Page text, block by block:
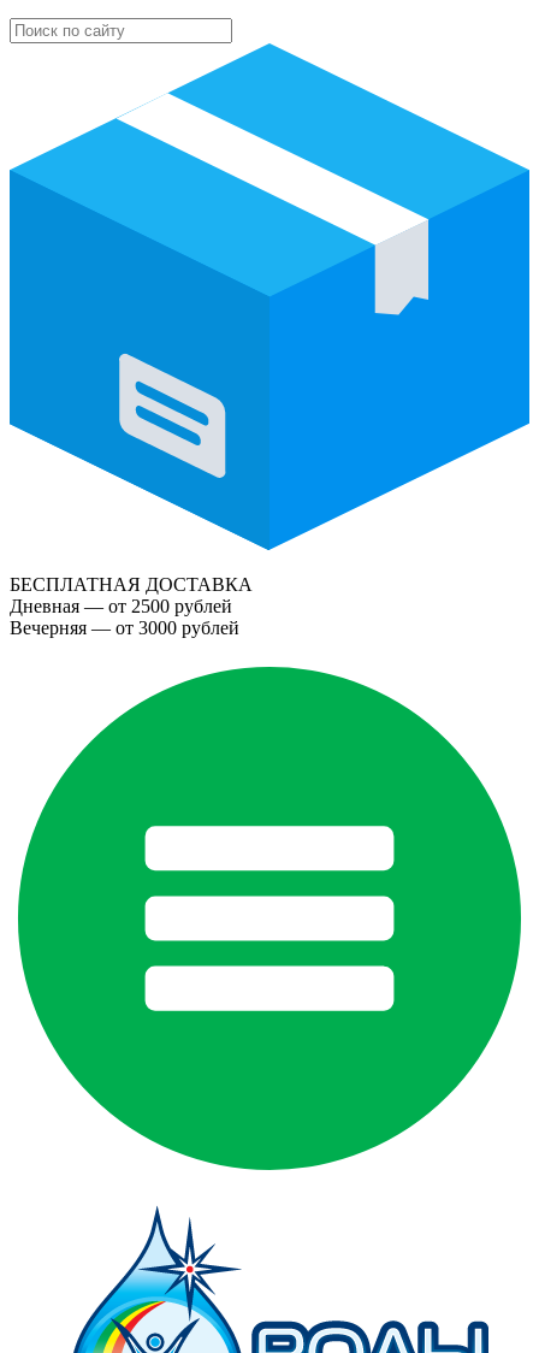
БЕСПЛАТНАЯ ДОСТАВКА
Дневная — от 2500 рублей
Вечерняя — от 3000 рублей